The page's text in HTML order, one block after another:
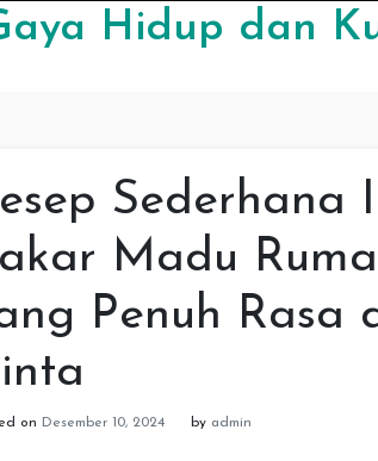
Hidup dan
Sederhana
Madu
Penuh Rasa
on Desember 10, 2024 by admin